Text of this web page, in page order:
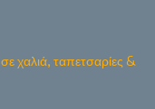
χαλιά, ταπετσαρίες &